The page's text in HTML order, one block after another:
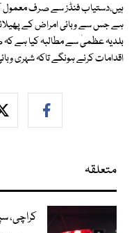
ہیں،دستیاب فنڈز سے صرف معمول
ہے جس سے وبائی امراض کے
بلدیہ عظمیٰ سے مطالبہ کیا ہے کہ
اقدامات کرنے ہونگے تاکہ شہری
متعلقہ
کراچی،